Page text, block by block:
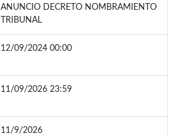
ANUNCIO DECRETO NOMBRAMIENTO
TRIBUNAL
12/09/2024 00:00
11/09/2026 23:59
11/9/2026